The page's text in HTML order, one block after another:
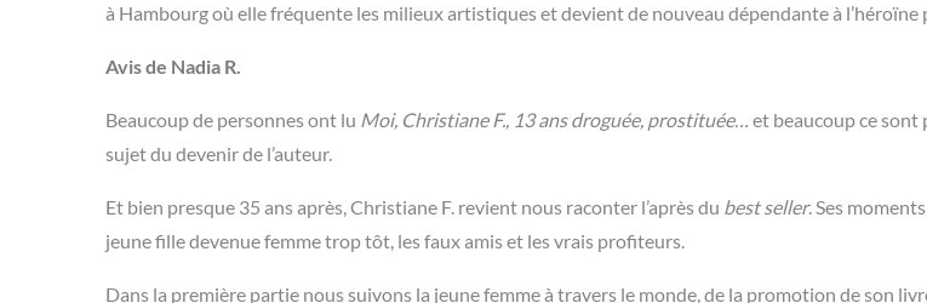
à Hambourg où elle fréquente les milieux artistiques et devient de nouveau dépendante à l’héroïne
Avis de Nadia R.
Beaucoup de personnes ont lu Moi, Christiane F., 13 ans droguée, prostituée… et beaucoup ce sont
sujet du devenir de l’auteur.
Et bien presque 35 ans après, Christiane F. revient nous raconter l’après du best seller. Ses
jeune fille devenue femme trop tôt, les faux amis et les vrais profiteurs.
Dans la première partie nous suivons la jeune femme à travers le monde, de la promotion de son